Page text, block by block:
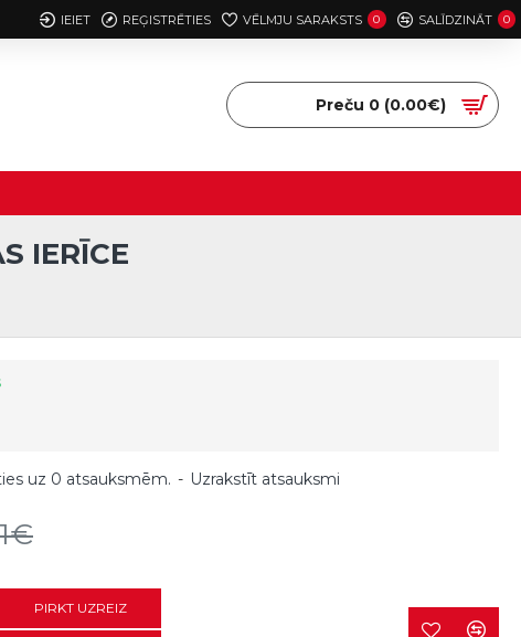
IEIET REĢISTRĒTIES VĒLMJU SARAKSTS 0 SALĪDZINĀT 0
Preču 0 (0.00€)
IERĪCE
uz 0 atsauksmēm. - Uzrakstīt atsauksmi
PIRKT UZREIZ